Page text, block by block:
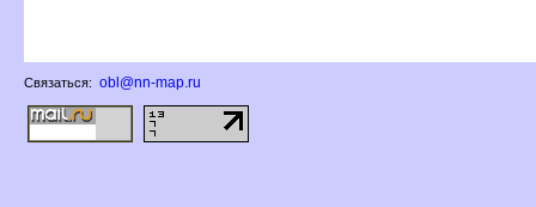
Связаться: obl@nn-map.ru